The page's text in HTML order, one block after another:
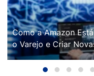
Como a Amazon
o Varejo e Criar